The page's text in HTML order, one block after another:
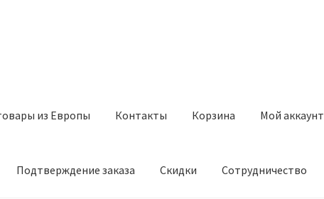
из Европы Контакты Корзина Мой аккаунт
Подтверждение заказа Скидки Сотрудничество